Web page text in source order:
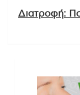
Διατροφή: